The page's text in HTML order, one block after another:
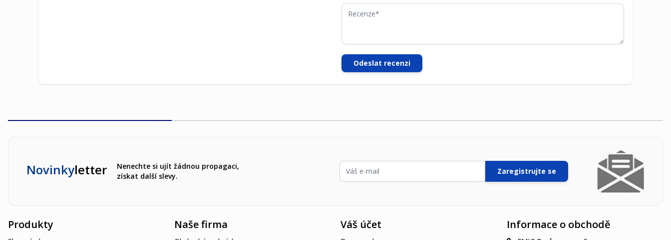
Recenze
Odeslat recenzi
Novinkyletter
Nenechte si ujít žádnou propagaci,
získat další slevy.
E-mailová adresa
Zaregistrujte se
Informace o obchodě
Produkty Naše firma Váš účet